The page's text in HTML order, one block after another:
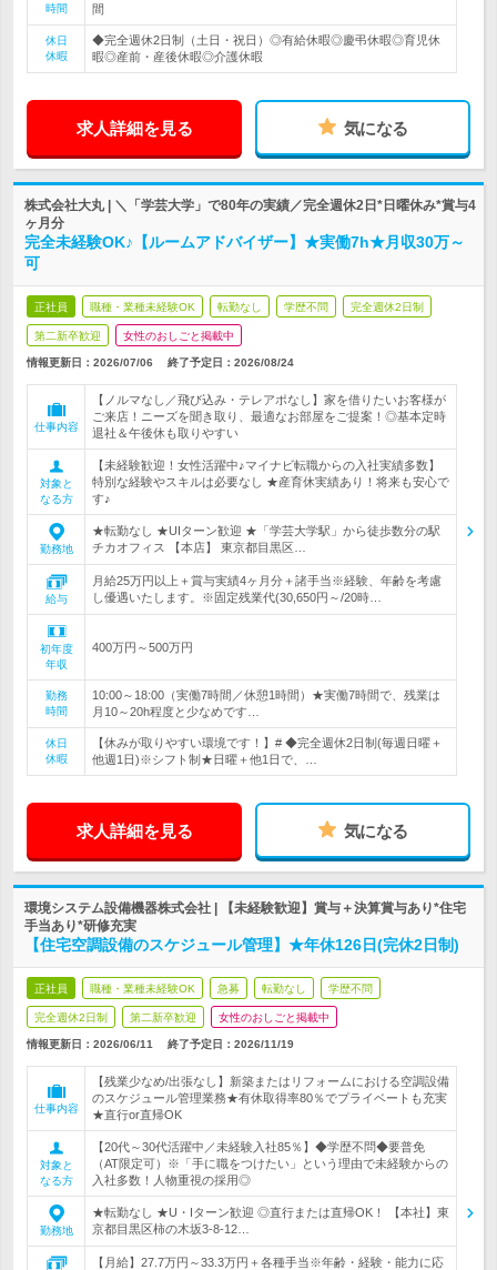
時間 間
休日
休暇
◆完全週休2日制（土日・祝日）◎有給休暇◎慶弔休暇◎育児休
暇◎産前・産後休暇◎介護休暇
求人詳細を見る 気になる
株式会社大丸 | ＼「学芸大学」で80年の実績／完全週休2日*日曜休み*賞与4
ヶ月分
完全未経験OK♪【ルームアドバイザー】★実働7h★月収30万～
可
正社員 職種・業種未経験OK 転勤なし 学歴不問 完全週休2日制
第二新卒歓迎 女性のおしごと掲載中
情報更新日：2026/07/06 終了予定日： 2026/08/24
仕事内容
【ノルマなし／飛び込み・テレアポなし】家を借りたいお客様が
ご来店！ニーズを聞き取り、最適なお部屋をご提案！◎基本定時
退社＆午後休も取りやすい
対象と
なる方
【未経験歓迎！女性活躍中♪マイナビ転職からの入社実績多数】
特別な経験やスキルは必要なし ★産育休実績あり！将来も安心で
す♪
勤務地
★転勤なし ★UIターン歓迎 ★「学芸大学駅」から徒歩数分の駅
チカオフィス 【本店】 東京都目黒区…
給与
月給25万円以上＋賞与実績4ヶ月分＋諸手当※経験、年齢を考慮
し優遇いたします。※固定残業代(30,650円～/20時…
初年度
年収
400万円～500万円
勤務
時間
10:00～18:00（実働7時間／休憩1時間）★実働7時間で、残業は
月10～20h程度と少なめです…
休日
休暇
【休みが取りやすい環境です！】# ◆完全週休2日制(毎週日曜＋
他週1日)※シフト制★日曜＋他1日で、…
求人詳細を見る 気になる
環境システム設備機器株式会社 | 【未経験歓迎】賞与＋決算賞与あり*住宅
手当あり*研修充実
【住宅空調設備のスケジュール管理】★年休126日(完休2日制)
正社員 職種・業種未経験OK 急募 転勤なし 学歴不問
完全週休2日制 第二新卒歓迎 女性のおしごと掲載中
情報更新日：2026/06/11 終了予定日： 2026/11/19
仕事内容
【残業少なめ/出張なし】新築またはリフォームにおける空調設備
のスケジュール管理業務★有休取得率80％でプライベートも充実
★直行or直帰OK
対象と
なる方
【20代～30代活躍中／未経験入社85％】◆学歴不問◆要普免
（AT限定可）※「手に職をつけたい」という理由で未経験からの
入社多数！人物重視の採用◎
勤務地
★転勤なし ★U・Iターン歓迎 ◎直行または直帰OK！ 【本社】東
京都目黒区柿の木坂3-8-12…
【月給】27.7万円～33.3万円＋各種手当※年齢・経験・能力に応